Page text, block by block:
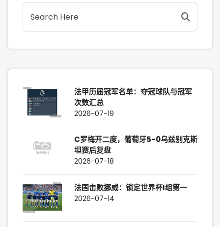
法甲历届冠军名单：夺冠球队与冠军
次数汇总
2026-07-19
C罗梅开二度，葡萄牙5-0乌兹别克斯
坦赛后复盘
2026-07-18
法国击败挪威：锁定世界杯I组第一
2026-07-14